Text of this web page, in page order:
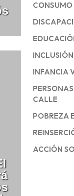
INFANCIA
CALLE
POBREZA
ACCIÓN